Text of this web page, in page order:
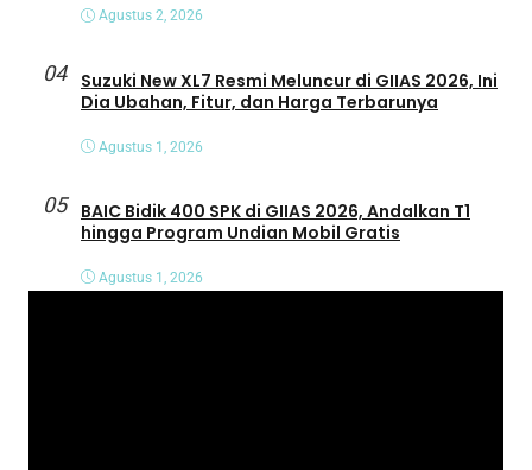
Agustus 2, 2026
04
Suzuki New XL7 Resmi Meluncur di GIIAS 2026, Ini
Dia Ubahan, Fitur, dan Harga Terbarunya
Agustus 1, 2026
05
BAIC Bidik 400 SPK di GIIAS 2026, Andalkan T1
hingga Program Undian Mobil Gratis
Agustus 1, 2026